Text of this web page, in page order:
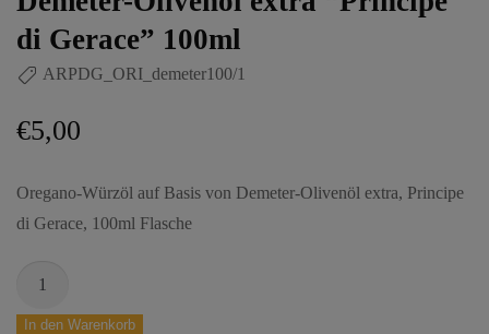
di Gerace” 100ml
ARPDG_ORI_demeter100/1
€5,00
Oregano-Würzöl auf Basis von Demeter-Olivenöl extra, Principe
di Gerace, 100ml Flasche
In den Warenkorb